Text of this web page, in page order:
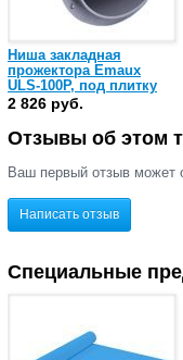
Ниша закладная
прожектора Emaux
ULS-100Р, под плитку
(88043502)
2 826 руб.
Отзывы об этом
Ваш первый отзыв может
Написать отзыв
Специальные